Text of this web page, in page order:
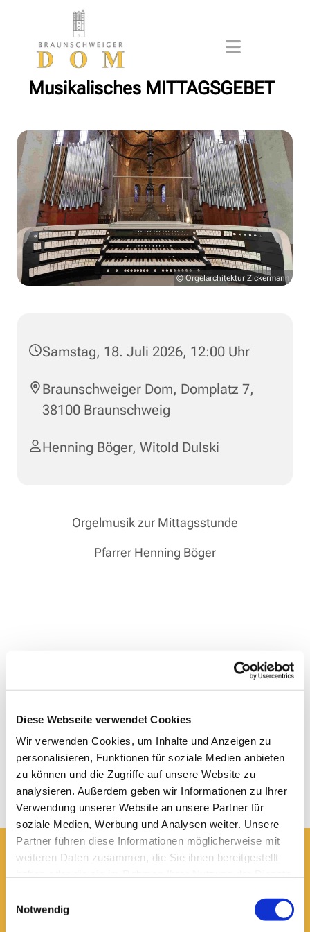
Diese Webseite verwendet Cookies
Wir verwenden Cookies, um Inhalte und Anzeigen zu
personalisieren, Funktionen für soziale Medien anbieten
zu können und die Zugriffe auf unsere Website zu
analysieren. Außerdem geben wir Informationen zu Ihrer
Verwendung unserer Website an unsere Partner für
soziale Medien, Werbung und Analysen weiter. Unsere
Partner führen diese Informationen möglicherweise mit
weiteren Daten zusammen, die Sie ihnen bereitgestellt
Notwendig
Musikalisches MITTAGSGEBET
© Orgelarchitektur Zickermann
Samstag, 18. Juli 2026, 12:00 Uhr
Braunschweiger Dom, Domplatz 7,
38100 Braunschweig
Henning Böger, Witold Dulski
Orgelmusik zur Mittagsstunde
Pfarrer Henning Böger
38100 Braunschweig